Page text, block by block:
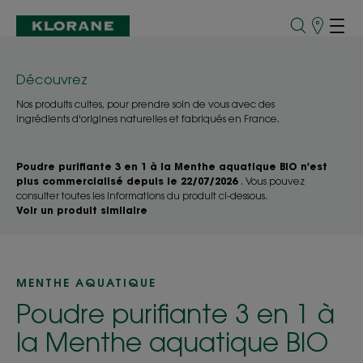
Points
Poudre purifiante 3 en 1 à la Menthe aquatique BIO n'est
plus commercialisé depuis le 22/07/2026 . Vous pouvez
consulter toutes les informations du produit ci-dessous.
Voir un produit similaire
Découvrez
Nos produits cultes, pour prendre soin de vous avec des
ingrédients d'origines naturelles et fabriqués en France.
MENTHE AQUATIQUE
Poudre purifiante 3 en 1 à
la Menthe aquatique BIO